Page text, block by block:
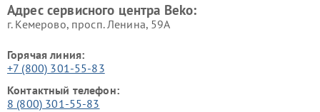
Адрес сервисного центра Beko:
г. Кемерово, просп. Ленина, 59А
Горячая линия:
+7 (800) 301-55-83
Контактный телефон:
8 (800) 301-55-83